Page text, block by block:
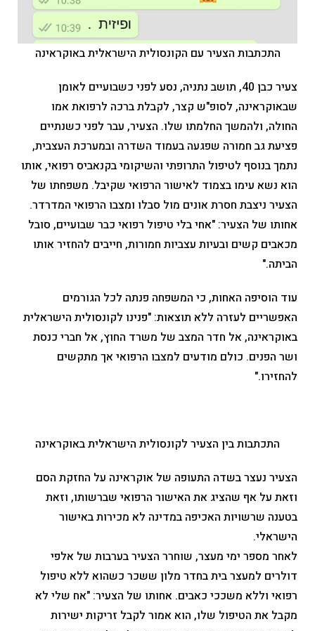
התכתבות הצעיר עם הקונסולית הישראלית באוקראינה
צעיר כבן 40, תושב נתניה, נסע לפני כשבועיים לאומן
שבאוקראינה, לסופ"ש קצר, לקבלת ברכה לרפואת אמו
החולה, ולהמשך החלמתו שלו. הצעיר, עבר לפני כשנתיים
פציעת גב חמורה שפגעה בעמוד השדרה ובמערכת העצבית,
נתמך בנוסף לטיפול התרופתי והשיקומי בקנאביס רפואי, אותו
הוא נשא עימו בצמוד לאישור הרפואי שקיבל. משפחתו של
הצעיר ניצבת חסרת אונים מול סבלו ומצבו הרפואי המדרדר.
אחותו של הצעיר: "אחי בלי טיפול רפואי כבר שבועיים, סובל
מכאבים קשים ובעיות עצביות חמורות, חייבים להחזיר אותו
הביתה."
עוד הוסיפה האחות, כי המשפחה פנתה לכל הגורמים
האפשריים לעזרה ללא תוצאות: "פנינו לקונסולית הישראלית
באוקראינה, אל חדר המצב של משרד החוץ, אל חברי כנסת
ושר הפנים. כולם מודעים למצבו הרפואי אך מתקשים
להחזירו."
התכתבות בין הצעיר לקונסולית הישראלית באוקראינה
הצעיר נעצר בשדה התעופה של אוקראינה על החזקת הסם
וזאת על אף שהציג את האישור הרפואי שברשותו, וזאת
בטענה שרשויות האכיפה במדינה לא מכירות באישור
הישראלי.
לאחר מספר ימי מעצר, שוחרר הצעיר בערבות של אלפי
דולרים למעצר בית בחדר מלון ששכר כשהוא ללא טיפול
רפואי וללא משככי כאבים. אחותו של הצעיר: "אח שלי לא
מקבל את הטיפול שלו, הוא אמור לקבל זריקות ישירות